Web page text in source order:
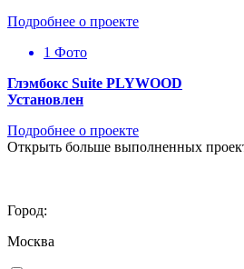
Подробнее о проекте
1 Фото
Глэмбокс Suite PLYWOOD
Установлен
Подробнее о проекте
Открыть больше выполненных
Город:
Москва